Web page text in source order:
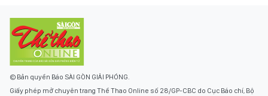
© Bản quyền Báo SÀI GÒN GIẢI PHÓNG.
Giấy phép mở chuyên trang Thể Thao Online số 28/GP-CBC do Cục Báo chí, Bộ